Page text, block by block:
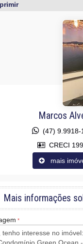
Marcos
(47) 9.9918-
CRECI
mais
Mais informações